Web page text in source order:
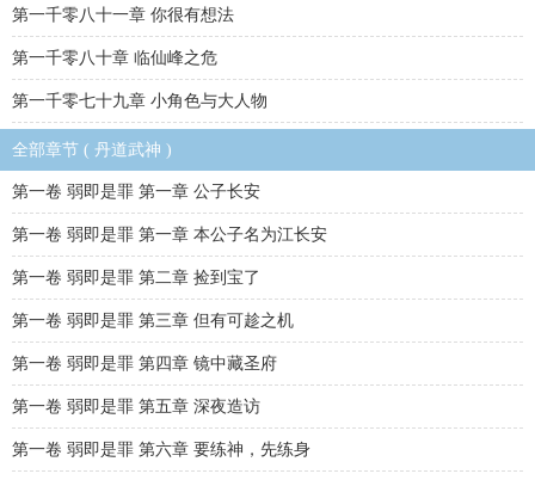
第一千零八十一章 你很有想法
第一千零八十章 临仙峰之危
第一千零七十九章 小角色与大人物
全部章节 ( 丹道武神 )
第一卷 弱即是罪 第一章 公子长安
第一卷 弱即是罪 第一章 本公子名为江长安
第一卷 弱即是罪 第二章 捡到宝了
第一卷 弱即是罪 第三章 但有可趁之机
第一卷 弱即是罪 第四章 镜中藏圣府
第一卷 弱即是罪 第五章 深夜造访
第一卷 弱即是罪 第六章 要练神，先练身